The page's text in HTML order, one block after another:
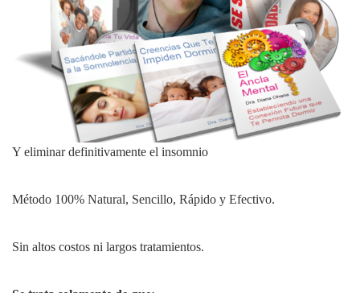
Y eliminar definitivamente el insomnio
Método 100% Natural, Sencillo, Rápido y Efectivo.
Sin altos costos ni largos tratamientos.